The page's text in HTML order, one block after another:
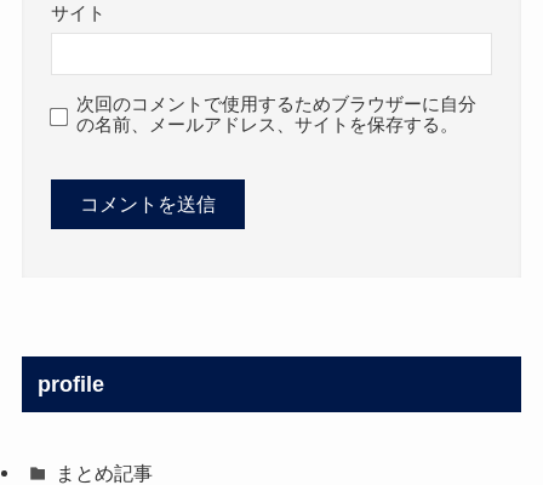
サイト
次回のコメントで使用するためブラウザーに自分
の名前、メールアドレス、サイトを保存する。
profile
まとめ記事